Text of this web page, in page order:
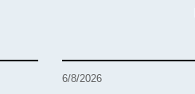
6/8/2026